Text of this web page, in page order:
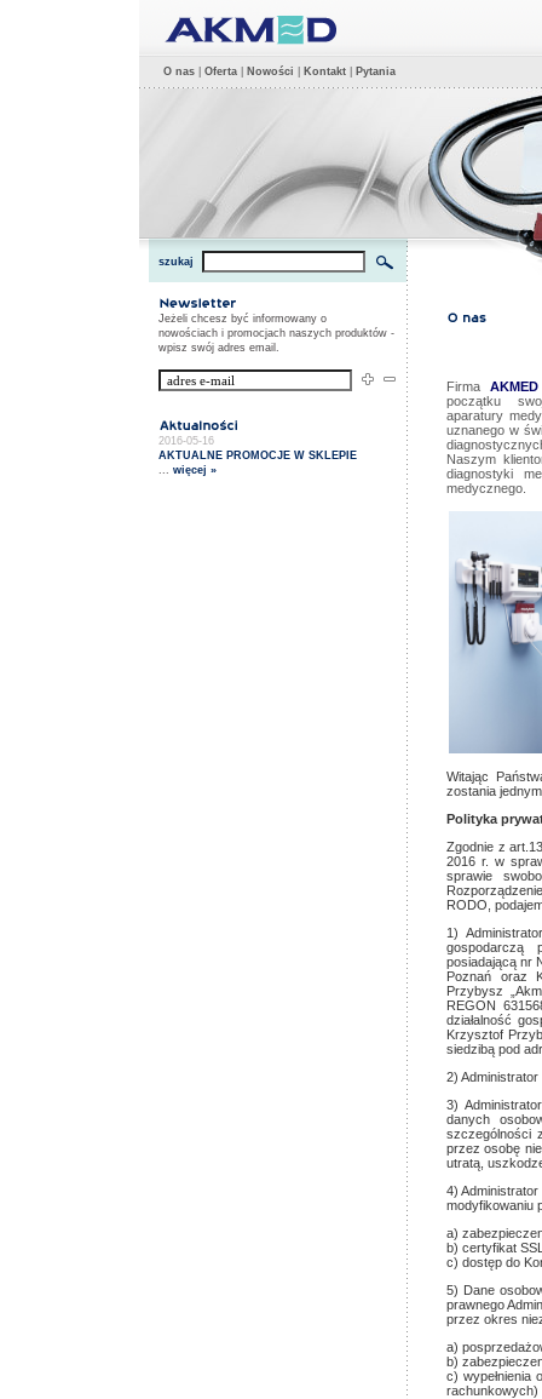
O nas Oferta Nowości Kontakt Pytania
szukaj
Jeżeli chcesz być informowany o
nowościach i promocjach naszych produktów -
wpisz swój adres email.
2016-05-16
AKTUALNE PROMOCJE W SKLEPIE
... więcej »
FirmaAKMED
początku
aparatury
uznanego w
Naszym
diagnostyki
medycznego.
Witając
zostania
Polityka
Zgodnie z
2016 r. w
sprawie
RODO,
1)
gospodarczą
posiadającą nr
Poznań oraz
Przybysz
REGON
działalność
Krzysztof
siedzibą pod
2)
3)
danych
szczególności
przez osobę
utratą,
4)
modyfikowaniu
a)
b) certyfikat
c) dostęp do
5) Dane
prawnego
przez okres
a)
b)
c) wypełnienia
rachunkowych)